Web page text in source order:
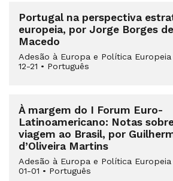
Portugal na perspectiva
europeia, por Jorge Borges de
Macedo
Adesão à Europa e Política Europeia
12-21 • Português
À margem do I Forum Euro-
Latinoamericano: Notas
viagem ao Brasil, por
d’Oliveira Martins
Adesão à Europa e Política Europeia
01-01 • Português